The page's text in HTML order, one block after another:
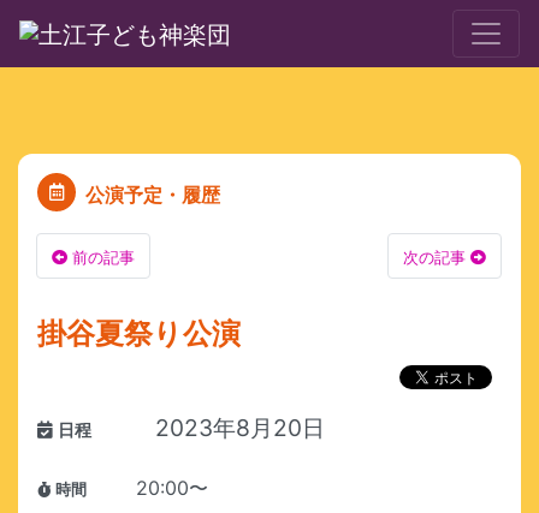
公演予定・履歴
前の記事 次の記事
掛谷夏祭り公演
日程 2023年8月20日
時間 20:00〜